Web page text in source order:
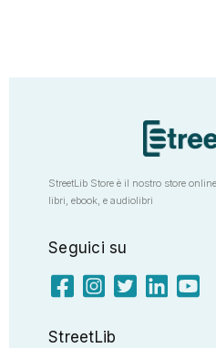
StreetLib Store è il nostro store
libri, ebook, e audiolibri
Seguici su
StreetLib